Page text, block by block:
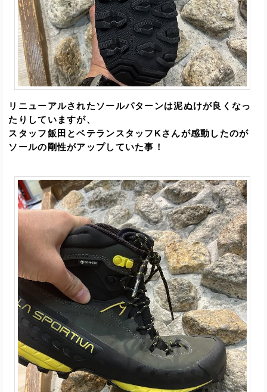
リニューアルされたソールパターンは泥ぬけが良くなっ
たりしていますが、
スタッフ飯田とベテランスタッフKさんが感動したのが
ソールの剛性がアップしていた事！